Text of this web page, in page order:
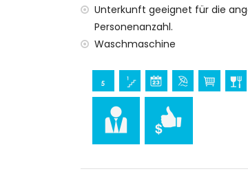
Unterkunft geeignet für die
Personenanzahl.
Waschmaschine